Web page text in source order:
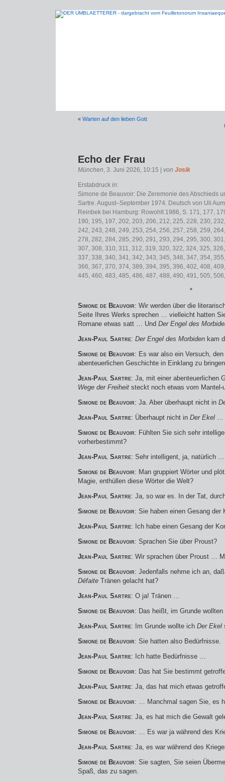
« Warten auf den lieben Gott
Echo der Frau
München, 3. Juni 2026, 10:15 | von Josik
Erstabdruck in:
Simone de Beauvoir: Die Zeremonie des Abschieds
Sartre. August–September 1974. Deutsch von Uli
Reinbek bei Hamburg: Rowohlt 1986, S. 171, 177,
190, 195, 197, 202, 203, 206, 212, 225, 228, 230,
242, 243, 248, 249, 253, 254, 256, 257, 258, 259,
278, 282, 284, 285, 290, 291, 293, 294, 295, 300,
307, 308, 310, 311, 312, 319, 320, 322, 324, 325,
337, 338, 340, 341, 342, 343, 345, 346, 347, 354,
366, 367, 370, 374, 389, 394, 395, 396, 402, 408,
445, 460, 483, 485, 486, 487, 488, 490, 491, 505,
*
Simone de Beauvoir: Wir werden über die
Seite Ihres Werks sprechen … vielleicht hatten
Romane etwas satt … Und Der Engel des
Jean-Paul Sartre: Der Engel des Morbiden kam
Simone de Beauvoir: Es war also ein Versuch,
abenteuerlichen Geschichte in Einklang zu
Jean-Paul Sartre: Ja, mit einer
Wege der Freiheit steckt noch etwas vom Mantel-
Simone de Beauvoir: Ja. Aber überhaupt nicht in
Jean-Paul Sartre: Überhaupt nicht in Der Ekel …
Simone de Beauvoir: Fühlten Sie sich sehr
vorherbestimmt?
Jean-Paul Sartre: Sehr intelligent, ja, natürlich …
Simone de Beauvoir: Man gruppiert Wörter und
Magie, enthüllen diese Wörter die Welt?
Jean-Paul Sartre: Ja, so war es. In der Tat,
Simone de Beauvoir: Sie haben einen Gesang der
Jean-Paul Sartre: Ich habe einen Gesang der
Simone de Beauvoir: Sprachen Sie über Proust?
Jean-Paul Sartre: Wir sprachen über Proust …
Simone de Beauvoir: Jedenfalls nehme ich an,
Défaite Tränen gelacht hat?
Jean-Paul Sartre: O ja! Tränen …
Simone de Beauvoir: Das heißt, im Grunde
Jean-Paul Sartre: Im Grunde wollte ich Der Ekel
Simone de Beauvoir: Sie hatten also Bedürfnisse.
Jean-Paul Sartre: Ich hatte Bedürfnisse …
Simone de Beauvoir: Das hat Sie bestimmt
Jean-Paul Sartre: Ja, das hat mich etwas
Simone de Beauvoir: … Manchmal sagen Sie, es
Jean-Paul Sartre: Ja, es hat mich die Gewalt
Simone de Beauvoir: … Es war ja während des
Jean-Paul Sartre: Ja, es war während des
Simone de Beauvoir: Sie sagten, Sie seien
Spaß, das zu sagen.